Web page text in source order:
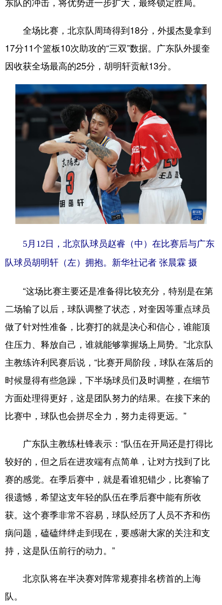
Русский язык 日本語 한국어
Deutsch Português
全场比赛，北京队周琦得到18分，外援杰曼拿到
17分11个篮板10次助攻的“三双”数据。广东队外援奎
因收获全场最高的25分，胡明轩贡献13分。
5月12日，北京队球员赵睿（中）在比赛后与广东
队球员胡明轩（左）拥抱。新华社记者 张晨霖 摄
“这场比赛主要还是准备得比较充分，特别是在第
二场输了以后，球队调整了状态，对奎因等重点球员
做了针对性准备，比赛打的就是决心和信心，谁能顶
住压力、释放自己，谁就能够掌握场上局势。”北京队
主教练许利民赛后说，“比赛开局阶段，球队在落后的
时候显得有些急躁，下半场球员们及时调整，在细节
方面处理得更好，这是团队努力的结果。在接下来的
比赛中，球队也会拼尽全力，努力走得更远。”
广东队主教练杜锋表示：“队伍在开局还是打得比
较好的，但之后在进攻端有点简单，让对方找到了比
赛的感觉。在季后赛中，就是看谁犯错少，比赛输了
很遗憾，希望这支年轻的队伍在季后赛中能有所收
获。这个赛季非常不容易，球队经历了人员不齐和伤
病问题，磕磕绊绊走到现在，要感谢大家的关注和支
持，这是队伍前行的动力。”
北京队将在半决赛对阵常规赛排名榜首的上海
队。